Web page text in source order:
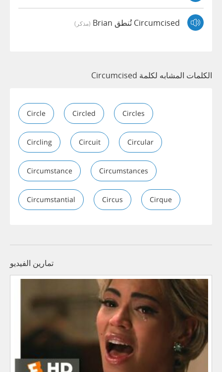
Circumcised تُنطق Brian (مذكر)
الكلمات المشابه لكلمة Circumcised
Circle Circled Circles
Circling Circuit Circular
Circumstance Circumstances
Circumstantial Circus Cirque
تمارين الفيديو